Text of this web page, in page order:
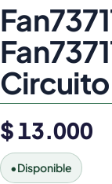
$ 13.000
•Disponible